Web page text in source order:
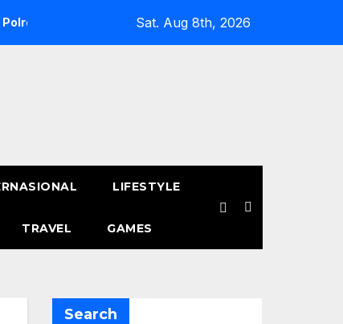
Polres Metro Jakarta Barat Hebohkan Pagi Hari, Ini Fakta
Sat. Aug 8th, 2026
LIFESTYLE
TRAVEL GAMES
Search